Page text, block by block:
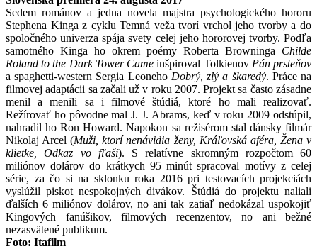
Sedem románov a jedna novela majstra psychologického hororu
Stephena Kinga z cyklu Temná veža tvorí vrchol jeho tvorby a do
spoločného univerza spája svety celej jeho hororovej tvorby. Podľa
samotného Kinga ho okrem poémy Roberta Browninga Childe
Roland to the Dark Tower Came inšpiroval Tolkienov Pán prsteňov
a spaghetti-western Sergia Leoneho Dobrý, zlý a škaredý. Práce na
filmovej adaptácii sa začali už v roku 2007. Projekt sa často zásadne
menil a menili sa i filmové štúdiá, ktoré ho mali realizovať.
Režírovať ho pôvodne mal J. J. Abrams, keď v roku 2009 odstúpil,
nahradil ho Ron Howard. Napokon sa režisérom stal dánsky filmár
Nikolaj Arcel (Muži, ktorí nenávidia ženy, Kráľovská aféra, Žena v
klietke, Odkaz vo fľaši). S relatívne skromným rozpočtom 60
miliónov dolárov do krátkych 95 minút spracoval motívy z celej
série, za čo si na sklonku roka 2016 pri testovacích projekciách
vyslúžil piskot nespokojných divákov. Štúdiá do projektu naliali
ďalších 6 miliónov dolárov, no ani tak zatiaľ nedokázal uspokojiť
Kingových fanúšikov, filmových recenzentov, no ani bežné
nezasvätené publikum.
Foto: Itafilm